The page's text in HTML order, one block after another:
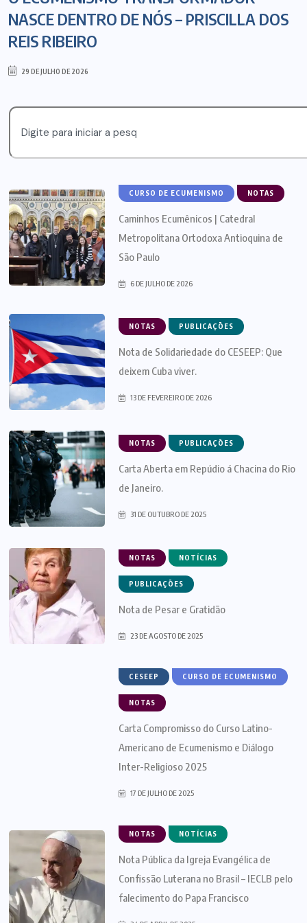
NASCE DENTRO DE NÓS – PRISCILLA DOS
REIS RIBEIRO
29 DE JULHO DE 2026
CURSO DE ECUMENISMO NOTAS
Caminhos Ecumênicos | Catedral
Metropolitana Ortodoxa Antioquina de
São Paulo
6 DE JULHO DE 2026
NOTAS PUBLICAÇÕES
Nota de Solidariedade do CESEEP: Que
deixem Cuba viver.
13 DE FEVEREIRO DE 2026
NOTAS PUBLICAÇÕES
Carta Aberta em Repúdio á Chacina do Rio
de Janeiro.
31 DE OUTUBRO DE 2025
NOTAS NOTÍCIAS
PUBLICAÇÕES
Nota de Pesar e Gratidão
23 DE AGOSTO DE 2025
CESEEP CURSO DE ECUMENISMO
NOTAS
Carta Compromisso do Curso Latino-
Americano de Ecumenismo e Diálogo
Inter-Religioso 2025
17 DE JULHO DE 2025
NOTAS NOTÍCIAS
Nota Pública da Igreja Evangélica de
Confissão Luterana no Brasil – IECLB pelo
falecimento do Papa Francisco